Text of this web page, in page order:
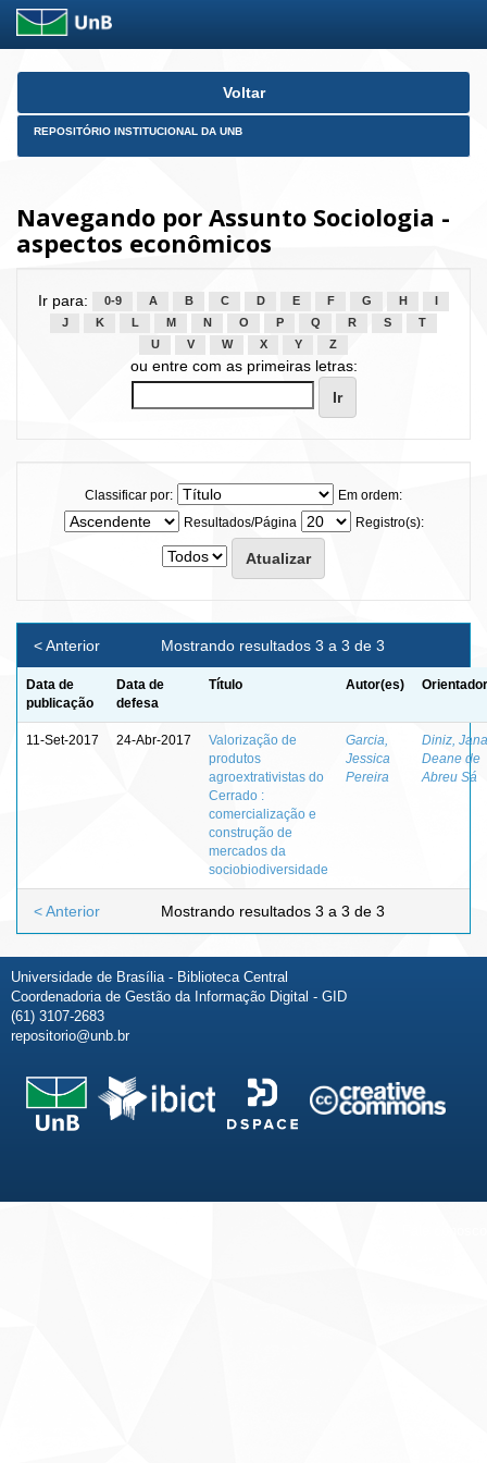
Skip
Voltar
REPOSITÓRIO INSTITUCIONAL DA UNB
Navegando por Assunto Sociologia -
aspectos econômicos
Ir para: 0-9 A B C D E F G H
J
K L M N O P Q R S
T
U
V W X Y Z
ou entre com as primeiras letras:
Classificar por:
Em ordem:
Resultados/Página
Registro(s):
Mostrando resultados 3 a 3 de 3
< Anterior
Data de
publicação
Data de
defesa
Título Autor(es)
11-Set-2017 24-Abr-2017
Valorização de
produtos
agroextrativistas do
Cerrado :
comercialização e
construção de
mercados da
sociobiodiversidade
Garcia,
Jessica
Pereira
Diniz,
Deane de
Abreu Sá
Mostrando resultados 3 a 3 de 3
< Anterior
Universidade de Brasília - Biblioteca Central
Coordenadoria de Gestão da Informação Digital - GID
(61) 3107-2683
repositorio@unb.br